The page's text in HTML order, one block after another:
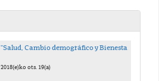
"Salud, Cambio demográfico y Bienestar” programa central en el H2020 de la Unión Europea.
2018(e)ko ots. 19(a)